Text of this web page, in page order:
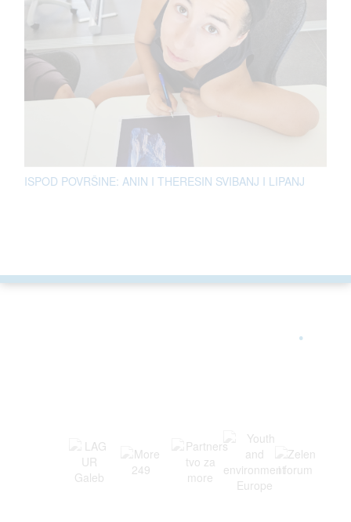
ISPOD POVRŠINE: ANIN I THERESIN SVIBANJ I LIPANJ
.